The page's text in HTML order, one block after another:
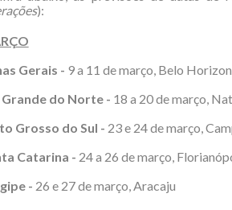
):
Gerais - 9 a 11 de março, Belo
Grande do Norte - 18 a 20 de março,
Grosso do Sul - 23 e 24 de março,
Catarina - 24 a 26 de março,
- 26 e 27 de março, Aracaju